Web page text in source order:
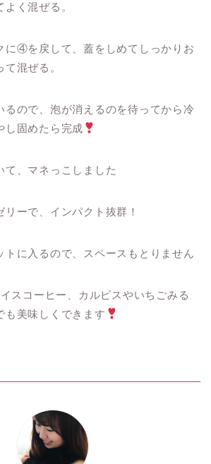
く混ぜる。
に④を戻して、蓋をしめてしっかりお
混ぜる。
ので、 泡が消えるのを待ってから冷
し固めたら完成
て、マネっこしました
ーで、インパクト抜群！
トに入るので、スペースもとりません
スコーヒー、
カルピスやいちごみる
も美味しくできます